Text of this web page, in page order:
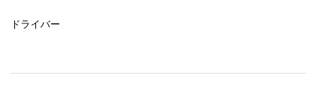
セイコーエプソン株式会社に帰属します。
ドライバー